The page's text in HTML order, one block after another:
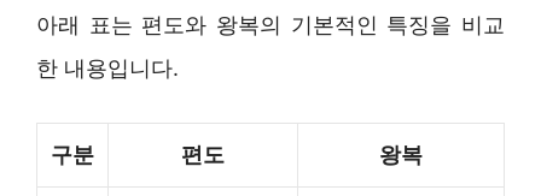
아래 표는 편도와 왕복의 기본적인 특징을 비교
한 내용입니다.
구분 편도 왕복